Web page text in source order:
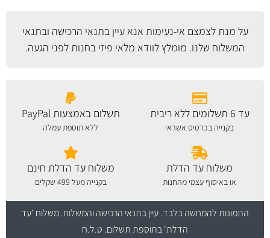
על מנת לצמצם אי-נעימות אנא עיין בתנאי הרכישה ובתנאי
המשלוח שלנו. מומלץ לוודא מלאי פיזי בחנות לפני הגעה.
עד 6 תשלומים ללא ריבית
בקנייה בכרטיס אשראי
תשלום באמצעות PayPal
ללא תוספת עמלה
משלוח עד הדלת
או באיסוף עצמי מהחנות
משלוח עד הדלת חינם
בקנייה מעל 499 שקלים
התמונות להמחשה בלבד.עיין בתנאי הרכישה והמשלוח. משלוח 'עד
הדלת' בתוספת תשלום. ט.ל.ח